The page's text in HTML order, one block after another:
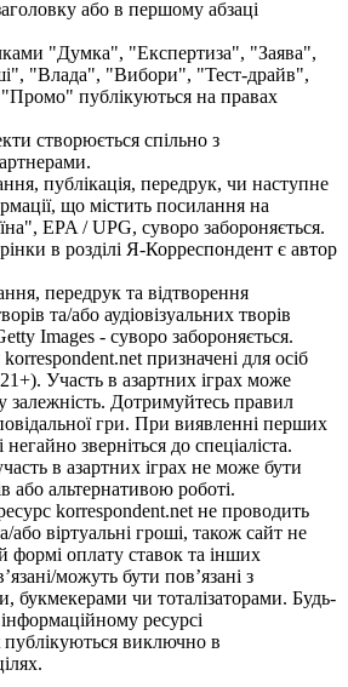
або в першому абзаці
"Думка", "Експертиза", "Заява",
"Влада", "Вибори", "Тест-драйв",
публікуються на правах
створюється спільно з
публікація, передрук, чи наступне
що містить посилання на
EPA / UPG, суворо забороняється.
в розділі Я-Корреспондент є автор
передрук та відтворення
та/або аудіовізуальних творів
Images - суворо забороняється.
призначені для осіб
Участь в азартних іграх може
залежність. Дотримуйтесь правил
гри. При виявленні перших
зверніться до спеціаліста.
в азартних іграх не може бути
або альтернативою роботі.
korrespondent.net не проводить
або віртуальні гроші, також сайт не
формі оплату ставок та інших
можуть бути пов’язані з
букмекерами чи тоталізаторами. Будь-
ресурсі
публікуються виключно в